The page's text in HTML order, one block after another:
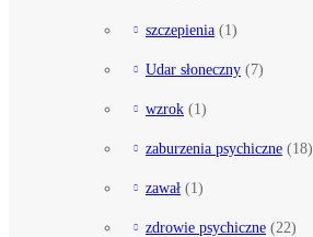
szczepienia (1)
Udar słoneczny (7)
wzrok (1)
zaburzenia psychiczne (18)
zawał (1)
zdrowie psychiczne (22)